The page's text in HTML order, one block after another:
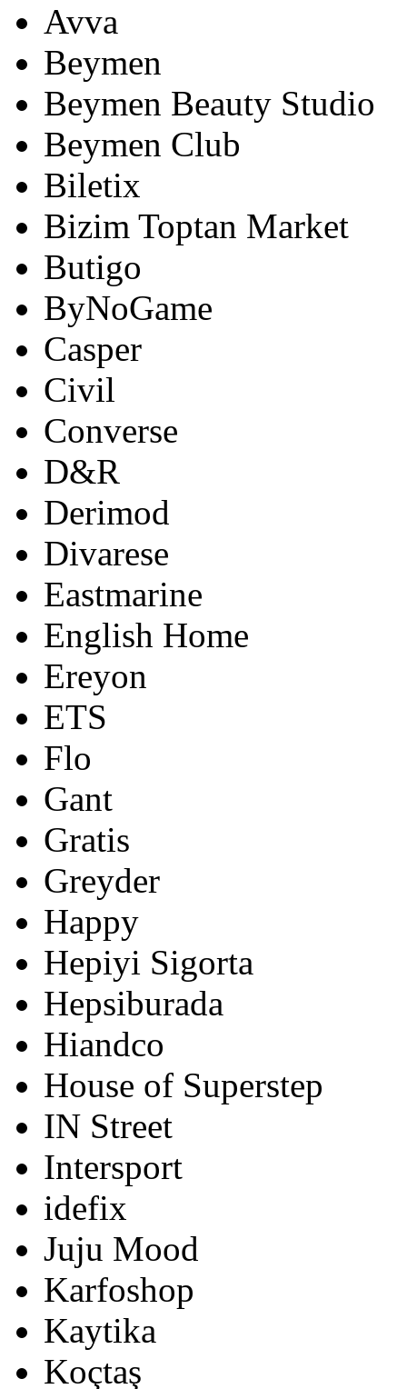
Avva
Beymen
Beymen Beauty Studio
Beymen Club
Biletix
Bizim Toptan Market
Butigo
ByNoGame
Casper
Civil
Converse
D&R
Derimod
Divarese
Eastmarine
English Home
Ereyon
ETS
Flo
Gant
Gratis
Greyder
Happy
Hepiyi Sigorta
Hepsiburada
Hiandco
House of Superstep
IN Street
Intersport
idefix
Juju Mood
Karfoshop
Kaytika
Koçtaş